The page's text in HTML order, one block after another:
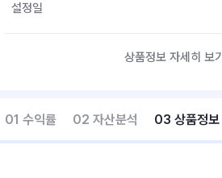
설정일
상품정보 자세히 보기
01 수익률 02 자산분석 03 상품정보